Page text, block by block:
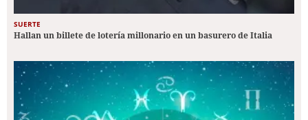
SUERTE
Hallan un billete de lotería millonario en un basurero de Italia